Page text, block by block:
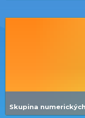
Skupina